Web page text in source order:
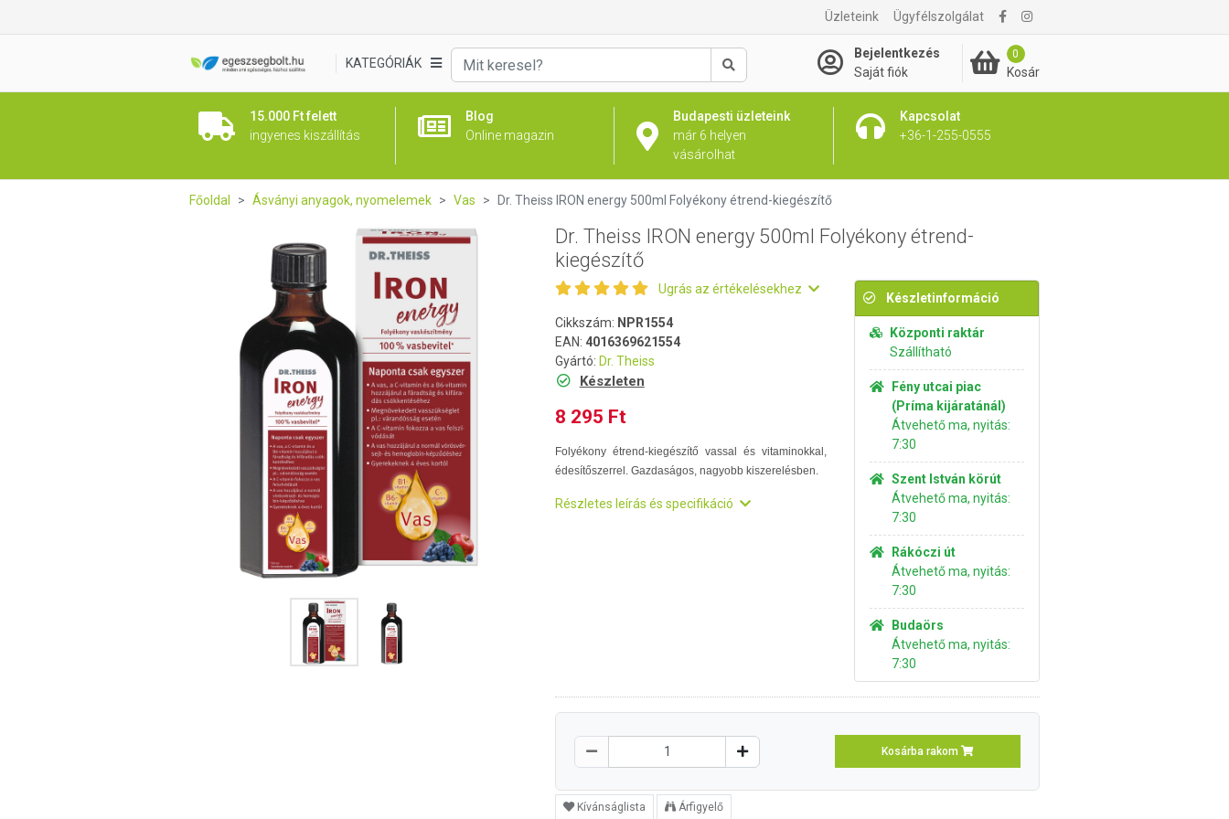
Üzleteink Ügyfélszolgálat
KATEGÓRIÁK
Keresés
Bejelentkezés
Saját fiók
0
Kosár
15.000 Ft felett
ingyenes kiszállítás
Blog
Online magazin
Budapesti üzleteink
már 6 helyen
vásárolhat
Kapcsolat
+36-1-255-0555
8 295 Ft Kosárba rakom
Főoldal Ásványi anyagok, nyomelemek Vas Dr. Theiss IRON energy 500ml Folyékony étrend-kiegészítő
Dr. Theiss IRON energy 500ml Folyékony étrend-
kiegészítő
Ugrás az értékelésekhez
Cikkszám: NPR1554
EAN: 4016369621554
Gyártó: Dr. Theiss
Készleten
8 295 Ft
Folyékony étrend-kiegészítő vassal és vitaminokkal,
édesítőszerrel. Gazdaságos, nagyobb kiszerelésben.
Részletes leírás és specifikáció
Készletinformáció
Központi raktár
Szállítható
Fény utcai piac
(Príma kijáratánál)
Átvehető ma, nyitás:
7:30
Szent István körút
Átvehető ma, nyitás:
7:30
Rákóczi út
Átvehető ma, nyitás:
7:30
Budaörs
Átvehető ma, nyitás:
7:30
Kosárba rakom
Kívánságlista Árfigyelő